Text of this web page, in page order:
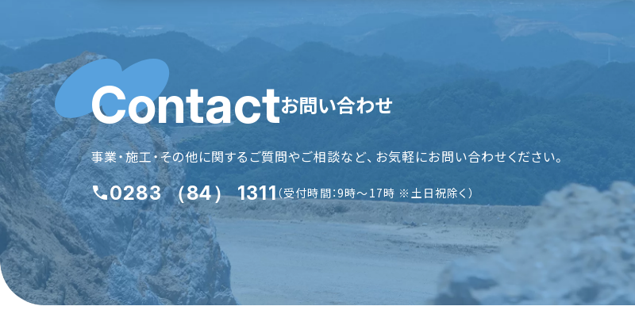
Contactお問い合わせ
事業・施工・その他に関するご質問やご相談など、お気軽にお問い合わせください。
0283 （84） 1311（受付時間：9時〜17時 ※土日祝除く）